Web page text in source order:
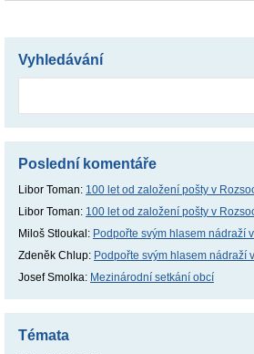
Vyhledávání
Poslední komentáře
Libor Toman: 100 let od založení pošty v
Libor Toman: 100 let od založení pošty v
Miloš Stloukal : Podpořte svým hlasem nádraží
Zdeněk Chlup: Podpořte svým hlasem nádraží
Josef Smolka: Mezinárodní setkání obcí
Témata